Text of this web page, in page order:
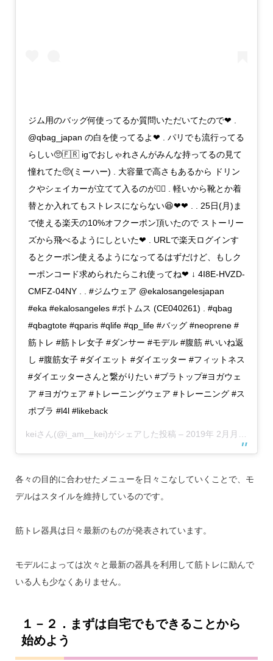
ジム用のバッグ何使ってるか質問いただいてたので❤︎ .
@qbag_japan の白を使ってるよ❤︎ . パリでも流行ってる
らしい🥺🇫🇷 igでおしゃれさんがみんな持ってるの見て
憧れてた🥺(ミーハー) . 大容量で高さもあるから ドリン
クやシェイカーが立てて入るのが🙆‍♀️ . 軽いから靴とか着
替とか入れてもストレスにならない😆❤︎❤︎ . . 25日(月)ま
で使える楽天の10%オフクーポン頂いたので ストーリー
ズから飛べるようにしといた❤︎ . URLで楽天ログインす
るとクーポン使えるようになってるはずだけど、もしク
ーポンコード求められたらこれ使ってね❤︎ ↓ 4I8E-HVZD-
CMFZ-04NY . . #ジムウェア @ekalosangelesjapan
#eka #ekalosangeles #ボトムス (CE040261) . #qbag
#qbagtote #qparis #qlife #qp_life #バッグ #neoprene #
筋トレ #筋トレ女子 #ダンサー #モデル #腹筋 #いいね返
し #腹筋女子 #ダイエット #ダイエッター #フィットネス
#ダイエッターさんと繋がりたい #ブラトップ#ヨガウェ
ア #ヨガウェア #トレーニングウェア #トレーニング #ス
ポブラ #l4l #likeback
keiさん(@i_am__kei)がシェアした投稿 – 2019年 2月月22日午後8時22分PST
各々の目的に合わせたメニューを日々こなしていくことで、モ
デルはスタイルを維持しているのです。
筋トレ器具は日々最新のものが発表されています。
モデルによっては次々と最新の器具を利用して筋トレに励んで
いる人も少なくありません。
１－２．まずは自宅でもできることから
始めよう